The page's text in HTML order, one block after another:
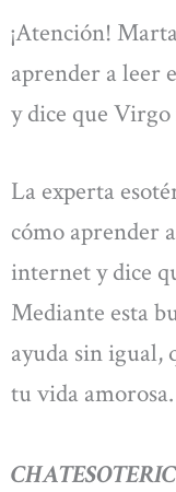
¡Atención!
aprender a leer
y dice que
La experta
cómo aprender
internet y dice
Mediante esta
ayuda sin igual,
tu vida amorosa.